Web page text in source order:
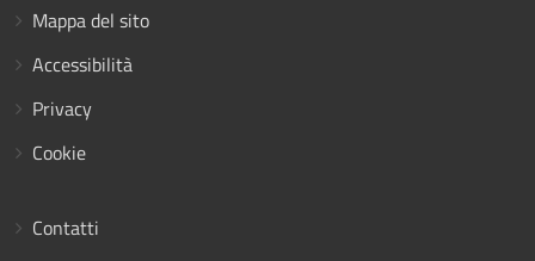
Mappa del sito
Accessibilità
Privacy
Cookie
Contatti